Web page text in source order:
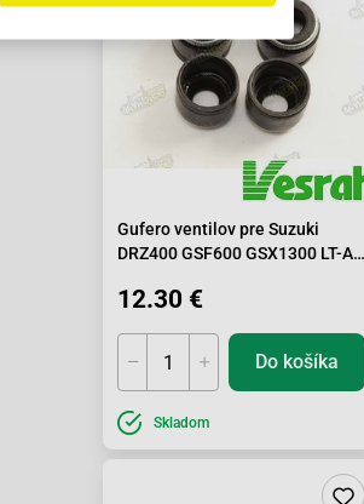
Gufero ventilov pre Suzuki
DRZ400 GSF600 GSX1300 LT-A
12.30 €
Do košíka
Skladom